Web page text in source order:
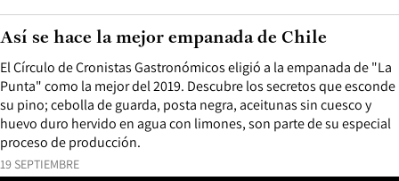
19 SEPTIEMBRE
El Círculo de Cronistas Gastronómicos eligió a la empanada de "La
Punta" como la mejor del 2019. Descubre los secretos que esconde
su pino; cebolla de guarda, posta negra, aceitunas sin cuesco y
huevo duro hervido en agua con limones, son parte de su especial
proceso de producción.
Así se hace la mejor empanada de Chile